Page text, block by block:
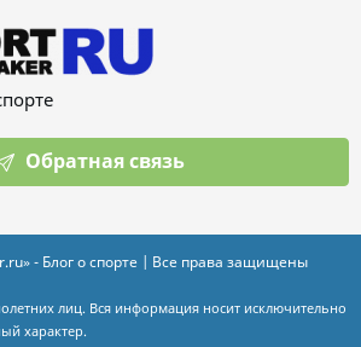
Обратная связь
- Блог о спорте | Все права защищены
лиц. Вся информация носит исключительно
характер.